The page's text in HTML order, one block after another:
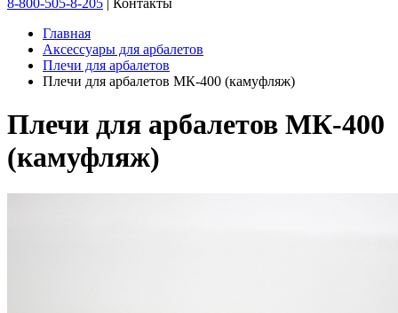
8-800-505-8-205
Контакты
Главная
Аксессуары для арбалетов
Плечи для арбалетов
Плечи для арбалетов МК-400 (камуфляж)
Плечи для арбалетов МК-400
(камуфляж)